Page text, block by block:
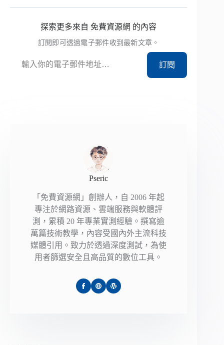
探索更多來自 免費資源網 的內容
訂閱即可透過電子郵件收到最新文章。
訂閱
Pseric
「免費資源網」創辦人，自 2006 年起
專注於網路資源、雲端服務與軟體評
測，累積 20 年專業實測經驗。撰寫逾
萬篇技術教學，內容受國內外主流科技
媒體引用。致力於透過深度測試，為使
用者篩選安全且高品質的數位工具。